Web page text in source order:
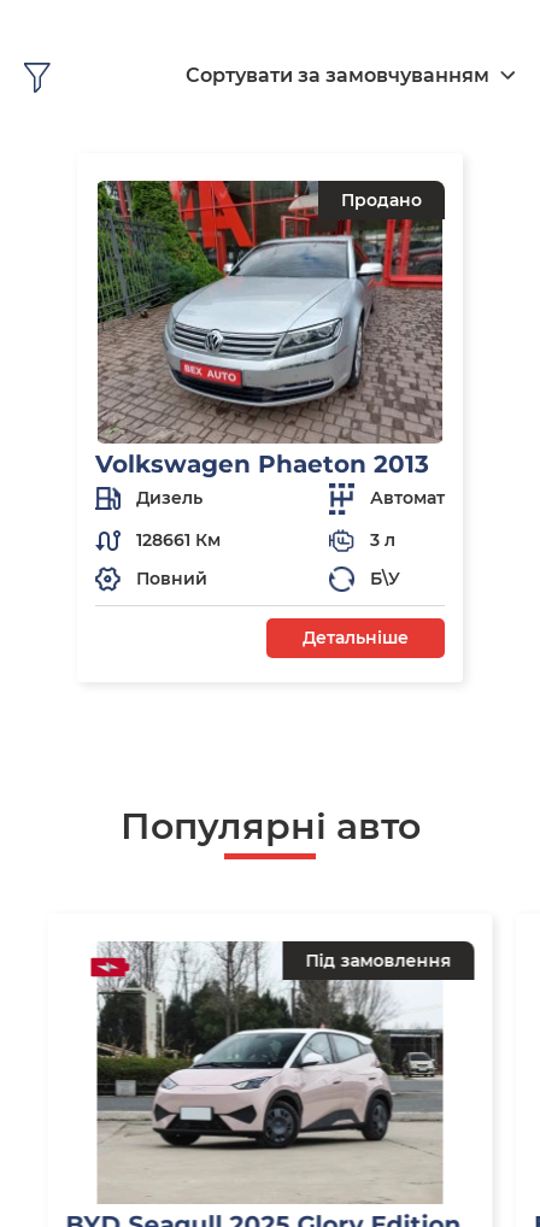
Сортувати за замовчуванням
Продано
Volkswagen Phaeton 2013
Дизель
Автомат
128661 Км
3 л
Повний
Б\У
Детальніше
Популярні авто
Під замовлення